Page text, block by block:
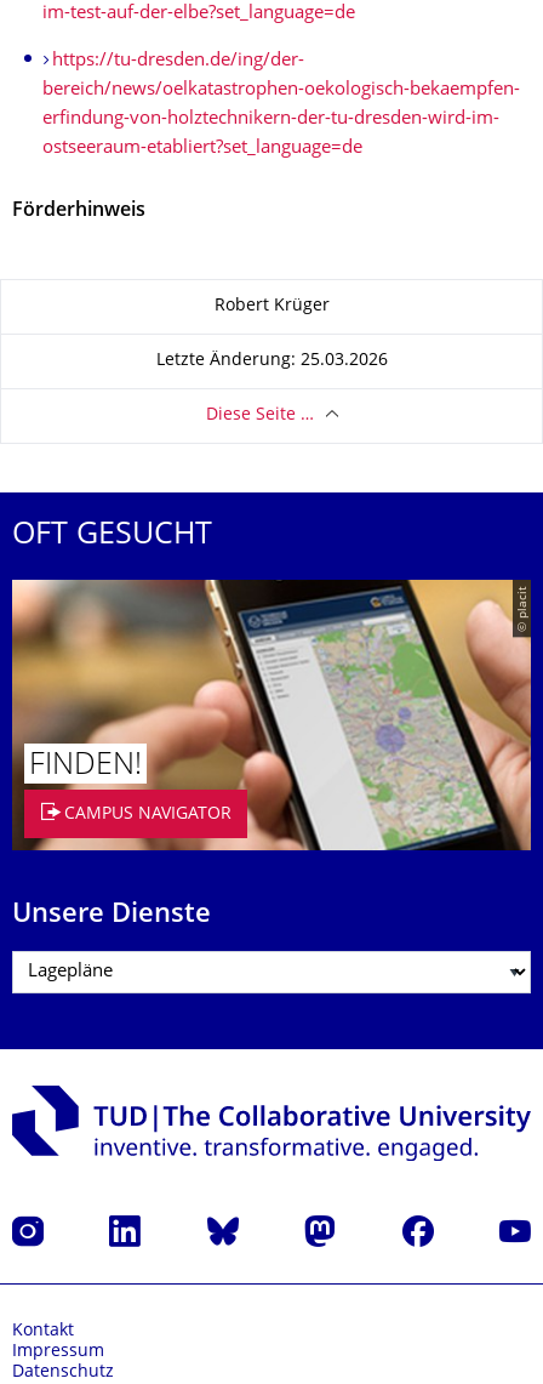
im-test-auf-der-elbe?set_language=de
https://tu-dresden.de/ing/der-
bereich/news/oelkatastrophen-oekologisch-bekaempfen-
erfindung-von-holztechnikern-der-tu-dresden-wird-im-
ostseeraum-etabliert?set_language=de
Förderhinweis
Robert Krüger
Letzte Änderung: 25.03.2026
Diese Seite …
OFT GESUCHT
© placit
FINDEN!
CAMPUS NAVIGATOR
Unsere Dienste
Instagram LinkedIn Bluesky Mastodon Facebook
Kontakt
Impressum
Datenschutz